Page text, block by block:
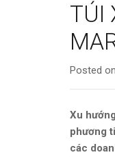
TÚI
Posted on
Xu
phương
các